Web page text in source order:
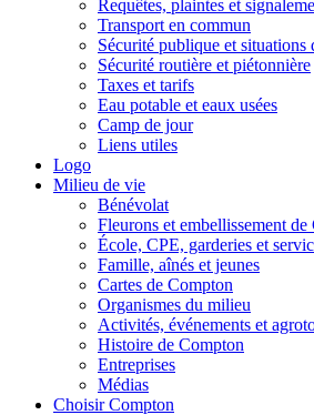
Requêtes, plaintes et
Transport en commun
Sécurité publique et situations
Sécurité routière et piétonnière
Taxes et tarifs
Eau potable et eaux usées
Camp de jour
Liens utiles
Logo
Milieu de vie
Bénévolat
Fleurons et embellissement de
École, CPE, garderies et
Famille, aînés et jeunes
Cartes de Compton
Organismes du milieu
Activités, événements et
Histoire de Compton
Entreprises
Médias
Choisir Compton